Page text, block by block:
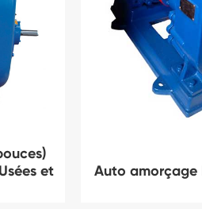
et
Auto amorçage